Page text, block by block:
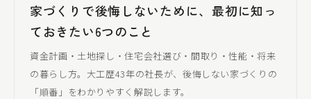
家づくりで後悔しないために、最初に知っ
ておきたい6つのこと
資金計画・土地探し・住宅会社選び・間取り・性能・将来
の暮らし方。大工歴43年の社長が、後悔しない家づくりの
「順番」をわかりやすく解説します。